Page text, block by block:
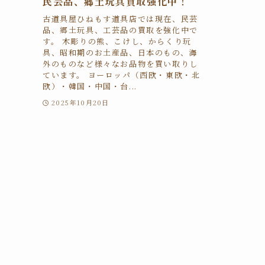
古道具屋ひねもす道具店では現在、民芸
品、郷土玩具、工芸品の買取を強化中で
す。 木彫りの熊、こけし、からくり玩
具、昭和期のお土産品、日本のもの、海
外のものなど様々なお品物を買い取りし
ています。 ヨーロッパ（西欧・東欧・北
欧）・韓国・中国・台...
2025年10月20日